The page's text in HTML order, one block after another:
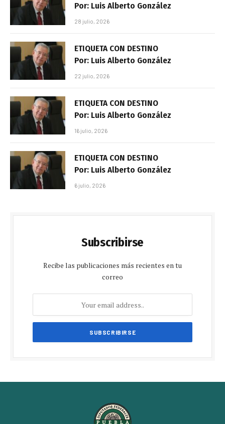
Por: Luis Alberto González
28 julio, 2026
ETIQUETA CON DESTINO
Por: Luis Alberto González
22 julio, 2026
ETIQUETA CON DESTINO
Por: Luis Alberto González
16 julio, 2026
ETIQUETA CON DESTINO
Por: Luis Alberto González
6 julio, 2026
Subscribirse
Recibe las publicaciones más recientes en tu
correo